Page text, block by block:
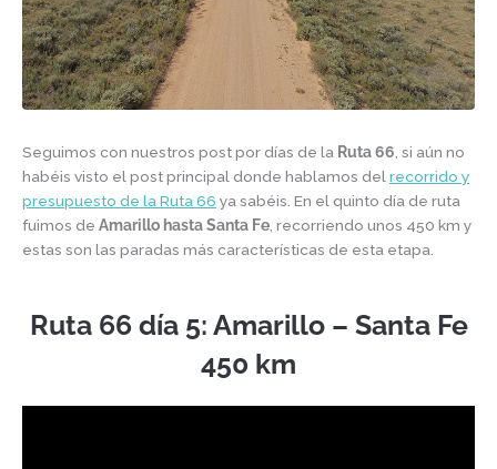
Seguimos con nuestros post por días de la Ruta 66 , si aún no
habéis visto el post principal donde hablamos del recorrido y
presupuesto de la Ruta 66 ya sabéis. En el quinto día de ruta
fuimos de Amarillo hasta Santa Fe , recorriendo unos 450 km y
estas son las paradas más características de esta etapa.
Ruta 66 día 5: Amarillo – Santa Fe
450 km